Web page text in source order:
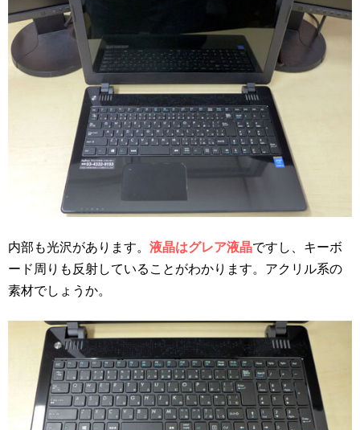
内部も光沢があります。 液晶はグレア液晶ですし、キーボ
ード周りも反射していることがわかります。アクリル系の
素材でしょうか。